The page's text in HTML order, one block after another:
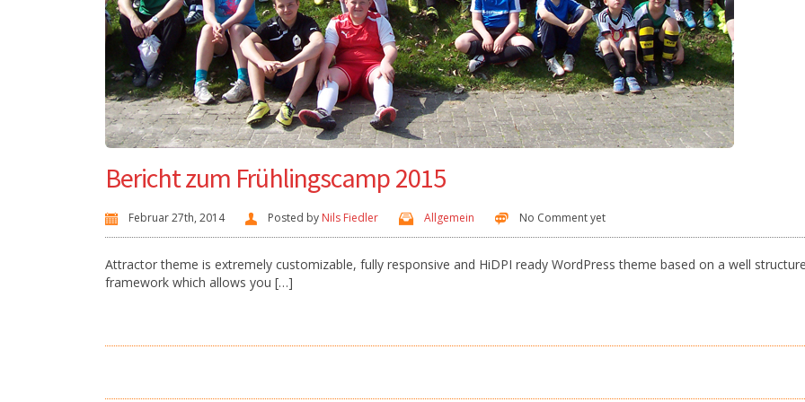
Bericht zum Frühlingscamp 2015
Februar 27th, 2014 Posted by Nils Fiedler Allgemein No Comment yet
Attractor theme is extremely customizable, fully responsive and HiDPI ready WordPress theme based on a well
framework which allows you […]